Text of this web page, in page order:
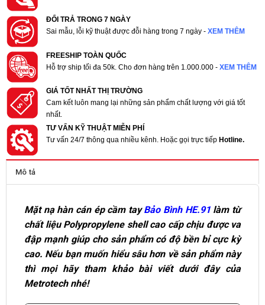
ĐỔI TRẢ TRONG 7 NGÀY
Sai mẫu, lỗi kỹ thuật được đỗi hàng trong 7 ngày - XEM THÊM
FREESHIP TOÀN QUỐC
Hỗ trợ ship tối đa 50k. Cho đơn hàng trên 1.000.000 - XEM THÊM
GIÁ TỐT NHẤT THỊ TRƯỜNG
Cam kết luôn mang lại những sản phẩm chất lượng với giá tốt
nhất.
TƯ VẤN KỸ THUẬT MIỄN PHÍ
Tư vấn 24/7 thông qua nhiều kênh. Hoặc gọi trực tiếp Hotline.
Mô tả
Mặt nạ hàn cán ép cầm tayBảo Bình HE.91làm từ
chất liệu Polypropylene shell cao cấp chịu được va
đập mạnh giúp cho sản phẩm có độ bền bỉ cực kỳ
cao. Nếu bạn muốn hiểu sâu hơn về sản phẩm này
thì mọi hãy tham khảo bài viết dưới đây của
Metrotech nhé!